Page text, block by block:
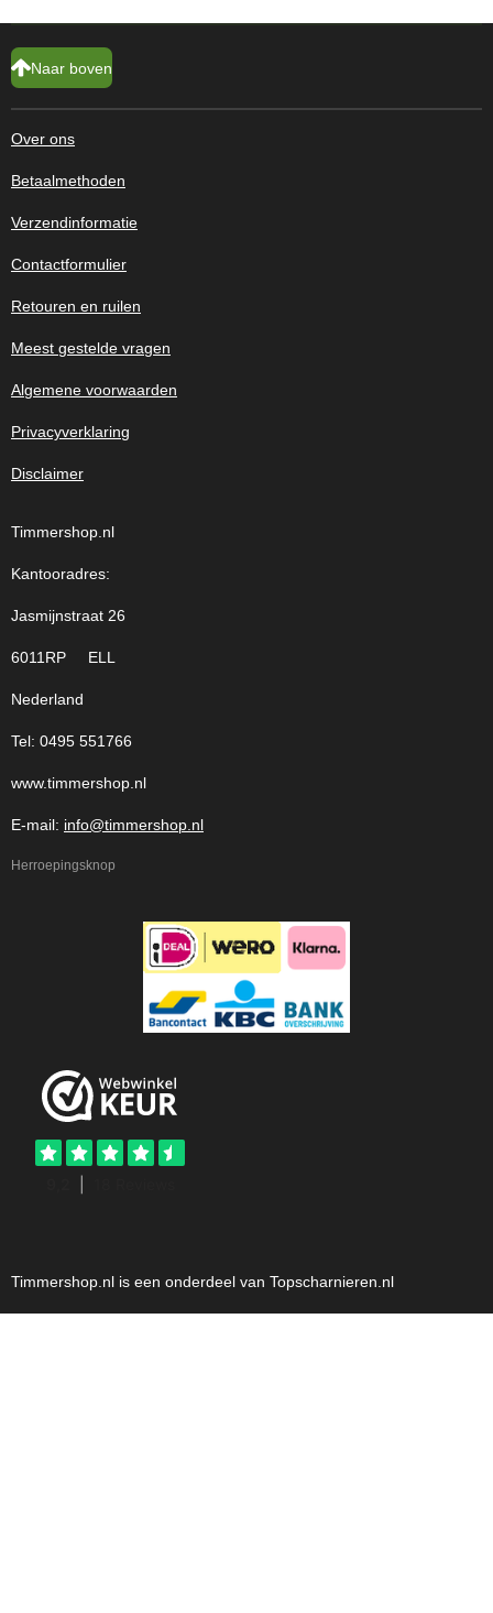
Naar boven
Over ons
Betaalmethoden
Verzendinformatie
Contactformulier
Retouren en ruilen
Meest gestelde vragen
Algemene voorwaarden
Privacyverklaring
Disclaimer
Timmershop.nl
Kantooradres:
Jasmijnstraat 26
6011RP ELL
Nederland
Tel: 0495 551766
www.timmershop.nl
E-mail: info@timmershop.nl
Herroepingsknop
Timmershop.nl is een onderdeel van Topscharnieren.nl